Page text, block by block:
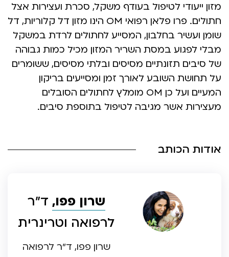
מזון ייעודי לטיפול בעודף משקל, סכרת ועצירות אצל
חתולים. פרו פלאן רפואי OM הינו מזון דל קלוריות, דל
שומן ועשיר בחלבון, המסייע לחתולים לרדת במשקל
מבלי לפגוע במסת השריר המזון מכיל כמות גבוהה
של סיבים תזונתיים מסיסים ובלתי מסיסים, ששומרים
על תחושת השובע לאורך זמן ומסייעים בריקון
המעיים ועל כן OM מומלץ לחתולים הסובלים
מעצירות אשר מגיבה לטיפול בתוספת סיבים.
אודות הכותב
שרון פפו, ד”ר
לרפואה וטרינרית
שרון פפו, ד”ר לרפואה